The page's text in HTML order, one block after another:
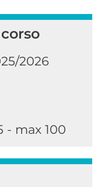
2026
- max 100